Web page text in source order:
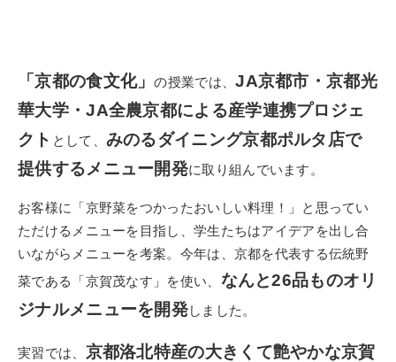
「京都の食文化」の授業では、JA京都市・京都光
華大学・JA全農京都による産学連携プロジェ
クト として、 みのるダイニング京都ポルタ店で
提供するメニュー開発に取り組んでいます。
お客様に「京野菜をつかったおいしい料理！」と思ってい
ただけるメニューを目指し、学生たちはアイデアを出し合
いながらメニューを考案。今年は、京都を代表する伝統野
菜である「京賀茂なす」を使い、 なんと26品ものオリ
ジナルメニューを開発しました。
実習では、 京都洛北特産の大きくて艶やかな京賀